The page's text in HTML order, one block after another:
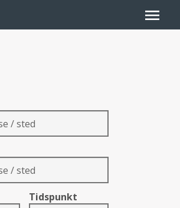
menu
Tidspunkt